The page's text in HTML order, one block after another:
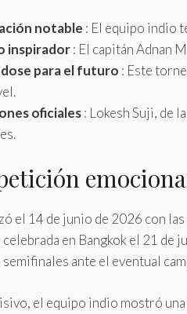
notable : El equipo indio
inspirador: El capitán Adnan
para el futuro : Este
oficiales: Lokesh Suji, de
el 14 de junio de 2026 con
celebrada en Bangkok el 21
ante el eventual
el equipo indio mostró